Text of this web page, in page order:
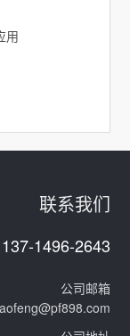
用
联系我们
137-1496-2643
公司邮箱